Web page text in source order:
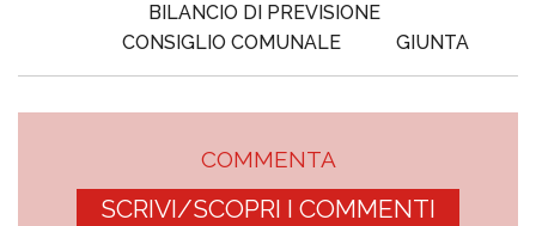
BILANCIO DI PREVISIONE
CONSIGLIO COMUNALE
GIUNTA
COMMENTA
SCRIVI/SCOPRI I COMMENTI